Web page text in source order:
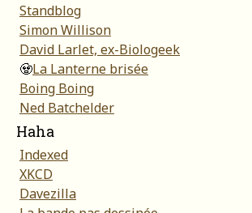
Standblog
Simon Willison
David Larlet, ex-Biologeek
🧟La Lanterne brisée
Boing Boing
Ned Batchelder
Haha
Indexed
XKCD
Davezilla